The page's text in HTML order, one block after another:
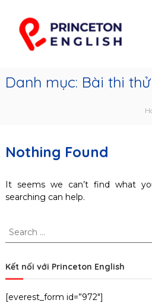
contentEnglish
Trung
du
Danh mục: Bài thi
Nothing Found
It seems we can’t find what
searching can help.
Search
Kết nối với Princeton English
[everest_form id=”972″]